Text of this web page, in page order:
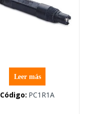
Leer más
Código: PC1R1A